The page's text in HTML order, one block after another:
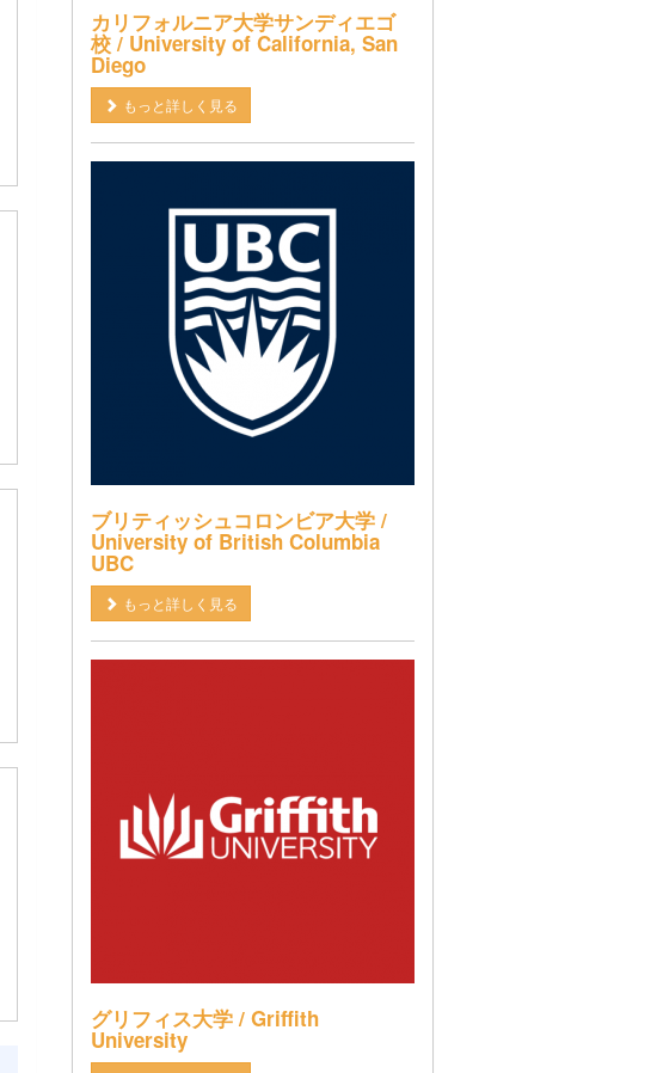
カリフォルニア大学サンディエゴ
校 / University of California, San
Diego
もっと詳しく見る
ブリティッシュコロンビア大学 /
University of British Columbia
UBC
もっと詳しく見る
グリフィス大学 / Griffith
University